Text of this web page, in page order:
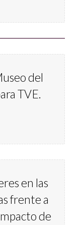
del
TVE.
en las
frente a
de